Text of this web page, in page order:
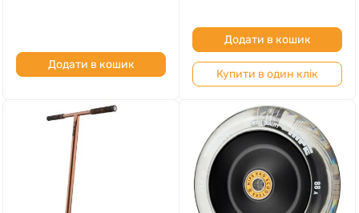
Додати в кошик
Додати в кошик
Купити в один клік